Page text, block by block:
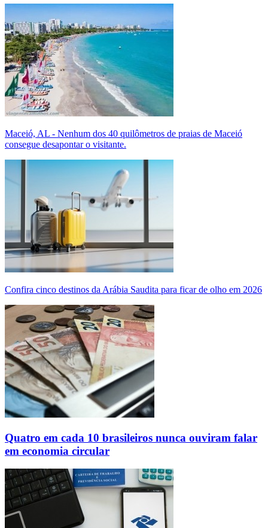
Maceió, AL - Nenhum dos 40 quilômetros de praias de Maceió
consegue desapontar o visitante.
Confira cinco destinos da Arábia Saudita para ficar de olho em 2026
Quatro em cada 10 brasileiros nunca ouviram falar
em economia circular